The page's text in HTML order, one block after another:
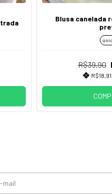
Blusa canelada
R$39,90
R$18,91